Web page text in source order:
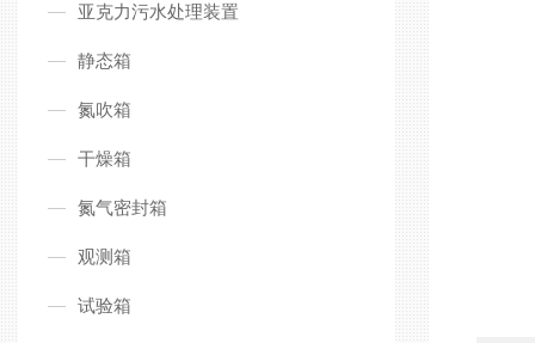
亚克力污水处理装置
静态箱
氮吹箱
干燥箱
氮气密封箱
观测箱
试验箱